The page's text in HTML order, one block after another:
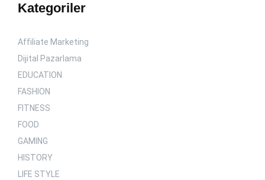
Kategoriler
Affiliate Marketing
Dijital Pazarlama
EDUCATION
FASHION
FITNESS
FOOD
GAMING
HISTORY
LIFE STYLE